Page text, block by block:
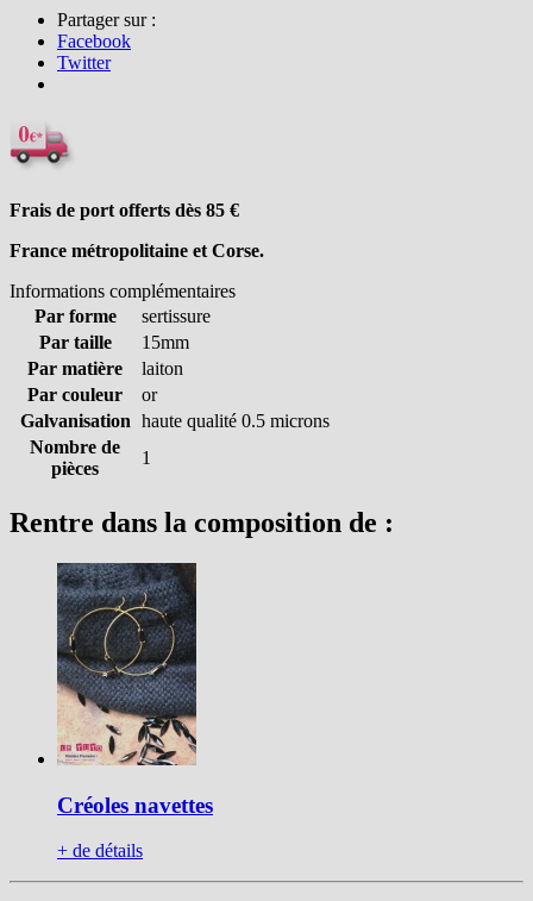
Partager sur :
Facebook
Twitter
Frais de port offerts dès 85 €
France métropolitaine et Corse.
Informations complémentaires
Par forme
sertissure
Par taille
15mm
Par matière
laiton
Par couleur
or
Galvanisation haute qualité 0.5 microns
Nombre de
pièces
1
Rentre dans la composition de :
Créoles navettes
+ de détails